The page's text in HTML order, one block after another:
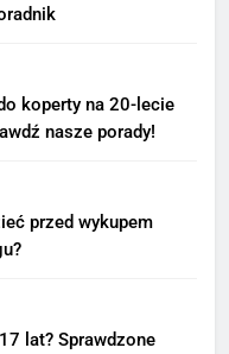
koperty na 20-lecie
nasze porady!
przed wykupem
lat? Sprawdzone
w szkole: